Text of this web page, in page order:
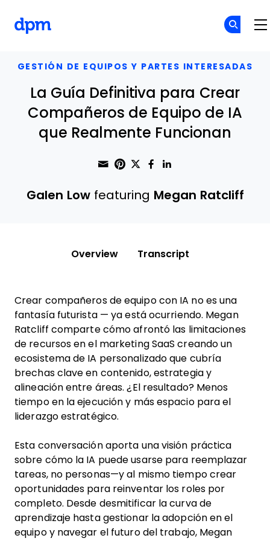
GESTIÓN DE EQUIPOS Y PARTES INTERESADAS
La Guía Definitiva para Crear
Compañeros de Equipo de IA
que Realmente Funcionan
Share through Email
Print this page
Share on Pinterest
Share on Twitter
Share on
Galen Lowfeaturing Megan Ratcliff
Overview Transcript
Crear compañeros de equipo con IA no es una
fantasía futurista — ya está ocurriendo. Megan
Ratcliff comparte cómo afrontó las limitaciones
de recursos en el marketing SaaS creando un
ecosistema de IA personalizado que cubría
brechas clave en contenido, estrategia y
alineación entre áreas. ¿El resultado? Menos
tiempo en la ejecución y más espacio para el
liderazgo estratégico.
Esta conversación aporta una visión práctica
sobre cómo la IA puede usarse para reemplazar
tareas, no personas—y al mismo tiempo crear
oportunidades para reinventar los roles por
completo. Desde desmitificar la curva de
aprendizaje hasta gestionar la adopción en el
equipo y navegar el futuro del trabajo, Megan